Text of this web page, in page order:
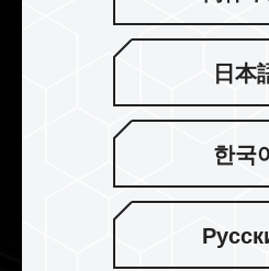
방진, 충격 방지, 정전기 방
저온 방지 기능 등의 엄격한
日本
한국